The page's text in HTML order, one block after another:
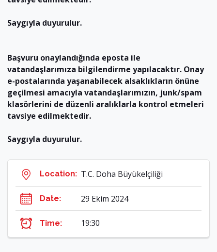
Saygıyla duyurulur.
Başvuru onaylandığında eposta ile
vatandaşlarımıza bilgilendirme yapılacaktır. Onay
e-postalarında yaşanabilecek alsaklıkların önüne
geçilmesi amacıyla vatandaşlarımızın, junk/spam
klasörlerini de düzenli aralıklarla kontrol etmeleri
tavsiye edilmektedir.
Saygıyla duyurulur.
Location: T.C. Doha Büyükelçiliği
Date: 29 Ekim 2024
Time: 19:30